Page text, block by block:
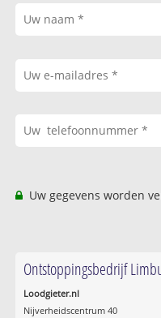
Uw gegevens worden
Ontstoppingsbedrijf
Loodgieter.nl
Nijverheidscentrum 40